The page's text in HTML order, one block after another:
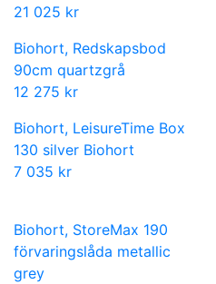
21 025 kr
Biohort, Redskapsbod
90cm quartzgrå
12 275 kr
Biohort, LeisureTime Box
130 silver Biohort
7 035 kr
Biohort, StoreMax 190
förvaringslåda metallic
grey